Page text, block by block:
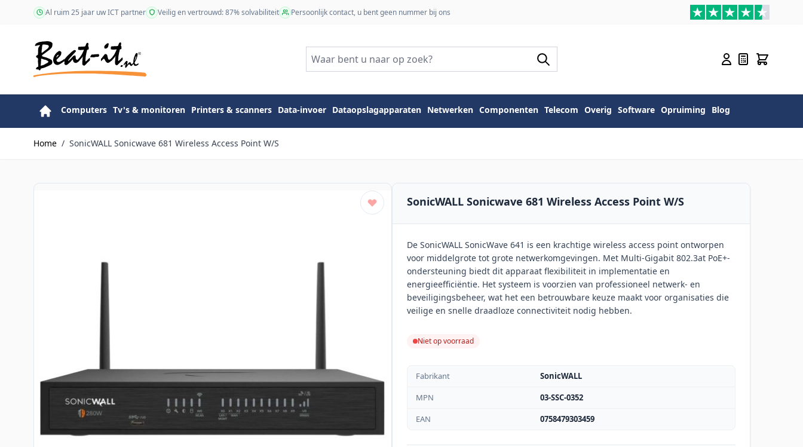
Ga naar de inhoudAl ruim 25 jaar uw ICT partner Veilig en vertrouwd: 87% solvabiliteit Persoonlijk contact, u bent geen nummer bij ons
Computers Tv's & monitoren Printers & scanners Data-invoer Dataopslagapparaten Netwerken Componenten Telecom Overig Software Opruiming Blog
Home / SonicWALL Sonicwave 681 Wireless Access Point W/S
SonicWALL Sonicwave 681 Wireless Access Point W/S
De SonicWALL SonicWave 641 is een krachtige wireless access point ontworpen
voor middelgrote tot grote netwerkomgevingen. Met Multi-Gigabit 802.3at PoE+-
ondersteuning biedt dit apparaat flexibiliteit in implementatie en
energieefficiëntie. Het systeem is voorzien van professioneel netwerk- en
beveiligingsbeheer, wat het een betrouwbare keuze maakt voor organisaties die
veilige en snelle draadloze connectiviteit nodig hebben.
Niet op voorraad
Fabrikant
SonicWALL
MPN
03-SSC-0352
EAN
0758479303459